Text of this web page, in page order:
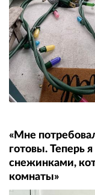
«Мне
готовы. Теперь
снежинками,
комнаты»